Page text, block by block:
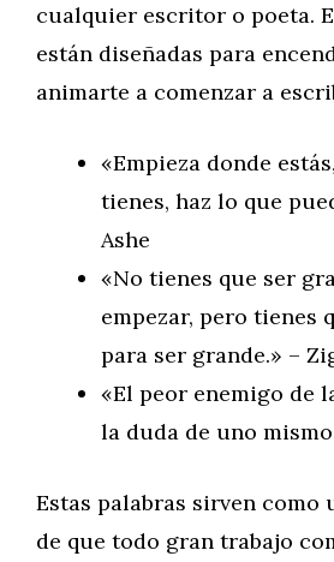
cualquier escritor o poeta.
están diseñadas para
animarte a comenzar a
«Empieza donde
tienes, haz lo que
Ashe
«No tienes que ser
empezar, pero tienes
para ser grande.» –
«El peor enemigo de
la duda de uno
Estas palabras sirven
de que todo gran trabajo